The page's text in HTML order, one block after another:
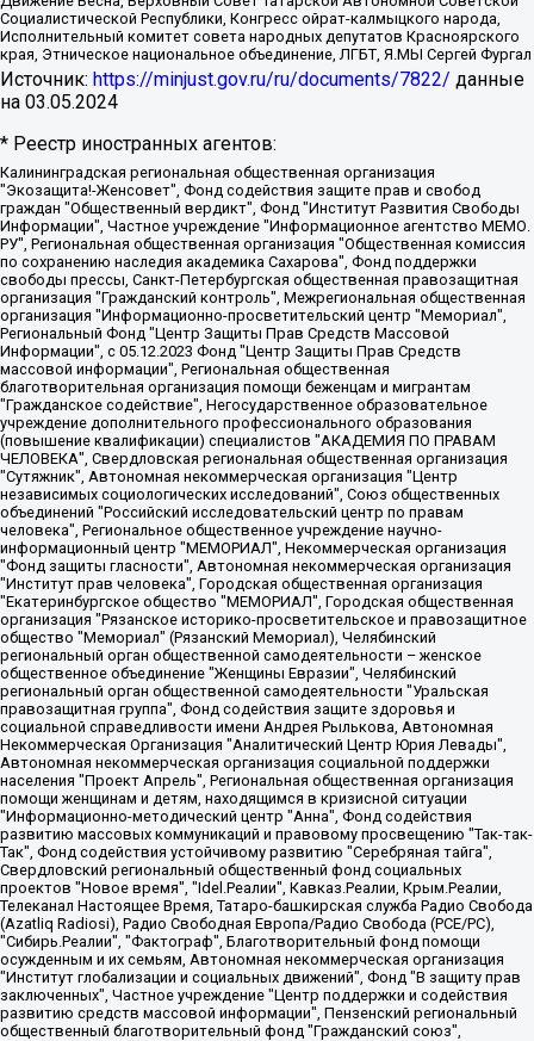
Социалистической Республики, Конгресс ойрат-калмыцкого народа,
Исполнительный комитет совета народных депутатов Красноярского
края, Этническое национальное объединение, ЛГБТ, Я.МЫ Сергей Фургал
Источник: https://minjust.gov.ru/ru/documents/7822/ данные
на 03.05.2024
* Реестр иностранных агентов:
Калининградская региональная общественная организация "Экозащита!-Женсовет", Фонд содействия защите прав и свобод граждан "Общественный вердикт", Фонд "Институт Развития Свободы Информации", Частное учреждение "Информационное агентство МЕМО. РУ", Региональная общественная организация "Общественная комиссия по сохранению наследия академика Сахарова", Фонд поддержки свободы прессы, Санкт-Петербургская общественная правозащитная организация "Гражданский контроль", Межрегиональная общественная организация "Информационно-просветительский центр "Мемориал", Региональный Фонд "Центр Защиты Прав Средств Массовой Информации", с 05.12.2023 Фонд "Центр Защиты Прав Средств массовой информации", Региональная общественная благотворительная организация помощи беженцам и мигрантам "Гражданское содействие", Негосударственное образовательное учреждение дополнительного профессионального образования (повышение квалификации) специалистов "АКАДЕМИЯ ПО ПРАВАМ ЧЕЛОВЕКА", Свердловская региональная общественная организация "Сутяжник", Автономная некоммерческая организация "Центр независимых социологических исследований", Союз общественных объединений "Российский исследовательский центр по правам человека", Региональное общественное учреждение научно-информационный центр "МЕМОРИАЛ", Некоммерческая организация "Фонд защиты гласности", Автономная некоммерческая организация "Институт прав человека", Городская общественная организация "Екатеринбургское общество "МЕМОРИАЛ", Городская общественная организация "Рязанское историко-просветительское и правозащитное общество "Мемориал" (Рязанский Мемориал), Челябинский региональный орган общественной самодеятельности – женское общественное объединение "Женщины Евразии", Челябинский региональный орган общественной самодеятельности "Уральская правозащитная группа", Фонд содействия защите здоровья и социальной справедливости имени Андрея Рылькова, Автономная Некоммерческая Организация "Аналитический Центр Юрия Левады", Автономная некоммерческая организация социальной поддержки населения "Проект Апрель", Региональная общественная организация помощи женщинам и детям, находящимся в кризисной ситуации "Информационно-методический центр "Анна", Фонд содействия развитию массовых коммуникаций и правовому просвещению "Так-так-Так", Фонд содействия устойчивому развитию "Серебряная тайга", Свердловский региональный общественный фонд социальных проектов "Новое время", "Idel.Реалии", Кавказ.Реалии, Крым.Реалии, Телеканал Настоящее Время, Татаро-башкирская служба Радио Свобода (Azatliq Radiosi), Радио Свободная Европа/Радио Свобода (PCE/PC), "Сибирь.Реалии", "Фактограф", Благотворительный фонд помощи осужденным и их семьям, Автономная некоммерческая организация "Институт глобализации и социальных движений", Фонд "В защиту прав заключенных", Частное учреждение "Центр поддержки и содействия развитию средств массовой информации", Пензенский региональный общественный благотворительный фонд "Гражданский союз", "Север.Реалии", Некоммерческая организация Фонд "Правовая инициатива", Общество с ограниченной ответственностью "Радио Свободная Европа/Радио Свобода", Чешское информационное агентство "MEDIUM-ORIENT", Красноярская региональная общественная организация "Мы против СПИДа", Камалягин Денис Николаевич, Маркелов Сергей Евгеньевич, Пономарев Лев Александрович, Савицкая Людмила Алексеевна, Автономная некоммерческая организация "Центр по работе с проблемой насилия "НАСИЛИЮ.НЕТ", Межрегиональный профессиональный союз работников здравоохранения "Альянс врачей", Юридическое лицо, зарегистрированное в Латвийской Республике, SIA "Medusa Project" (регистрационный номер 40103797863, дата регистрации 10.06.2014), Некоммерческая организация "Фонд по борьбе с коррупцией", Автономная некоммерческая организация "Институт права и публичной политики", Баданин Роман Сергеевич, Гликин Максим Александрович, Железнова Мария Михайловна, Лукьянова Юлия Сергеевна, Маетная Елизавета Витальевна, Маняхин Петр Борисович, Чуракова Ольга Владимировна, Ярош Юлия Петровна, Юридическое лицо "The Insider SIA", зарегистрированное в Риге, Латвийская Республика (дата регистрации 26.06.2015), являющееся администратором доменного имени интернет-издания "The Insider SIA", https://theins.ru, Постернак Алексей Евгеньевич, Рубин Михаил Аркадьевич, Анин Роман Александрович, Юридическое лицо Istories fonds, зарегистрированное в Латвийской Республике (регистрационный номер 50008295751, дата регистрации 24.02.2020), Великовский Дмитрий Александрович, Долинина Ирина Николаевна, Мароховская Алеся Алексеевна, Шлейнов Роман Юрьевич, Шмагун Олеся Валентиновна, Общество с ограниченной ответственностью "Альтаир 2021", Общество с ограниченной ответственностью "Вега 2021", Общество с ограниченной ответственностью "Главный редактор 2021", Общество с ограниченной ответственностью "Ромашки монолит", Важенков Артем Валерьевич, Ивановская областная общественная организация "Центр гендерных исследований", Гурман Юрий Альбертович, Медиапроект "ОВД-Инфо", Егоров Владимир Владимирович, Жилинский Владимир Александрович, Общество с ограниченной ответственностью "ЗП", Иванова София Юрьевна, Карезина Инна Павловна, Кильтау Екатерина Викторовна, Петров Алексей Викторович, Пискунов Сергей Евгеньевич, Смирнов Сергей Сергеевич, Тихонов Михаил Сергеевич, Общество с ограниченной ответственностью "ЖУРНАЛИСТ-ИНОСТРАННЫЙ АГЕНТ", Арапова Галина Юрьевна, Вольтская Татьяна Анатольевна, Американская компания "Mason G.E.S. Anonymous Foundation" (США), являющаяся владельцем интернет-издания https://mnews.world/, Компания "Stichting Bellingcat", зарегистрированная в Нидерландах (дата регистрации 11.07.2018), Захаров Андрей Вячеславович, Клепиковская Екатерина Дмитриевна, Общество с ограниченной ответственностью "МЕМО", Перл Роман Александрович, Симонов Евгений Алексеевич, Соловьева Елена Анатольевна, Сотников Даниил Владимирович, Сурначева Елизавета Дмитриевна, Автономная некоммерческая организация по защите прав человека и информированию населения "Якутия – Наше Мнение", Общество с ограниченной ответственностью "Москоу диджитал медиа", с 26.01.2023 Общество с ограниченной ответственностью "Чайка Белые сады", Ветошкина Валерия Валерьевна, Заговора Максим Александрович, Межрегиональное общественное движение "Российская ЛГБТ - сеть", Оленичев Максим Владимирович, Павлов Иван Юрьевич, Скворцова Елена Сергеевна, Общество с ограниченной ответственностью "Как бы инагент", Кочетков Игорь Викторович, Общество с ограниченной ответственностью "Честные выборы", Еланчик Олег Александрович, Общество с ограниченной ответственностью "Нобелевский призыв", Гималова Регина Эмилевна, Григорьев Андрей Валерьевич, Григорьева Алина Александровна, Ассоциация по содействию защите прав призывников, альтернативнослужащих и военнослужащих "Правозащитная группа "Гражданин.Армия.Право", Хисамова Регина Фаритовна, Автономная некоммерческая организация по реализации социально-правовых программ "Лилит", Дальневосточное общественное движение "Маяк", Санкт-Петербургская ЛГБТ-инициативная группа "Выход", Инициативная группа ЛГБТ+ "Реверс", Алексеев Андрей Викторович, Бекбулатова Таисия Львовна, Беляев Иван Михайлович, Владыкина Елена Сергеевна, Гельман Марат Александрович, Никульшина Вероника Юрьевна, Толоконникова Надежда Андреевна, Шендерович Виктор Анатольевич, Общество с ограниченной ответственностью "Данное сообщение", Общество с ограниченной ответственностью Издательский дом "Новая глава", Айнбиндер Александра Александровна, Московский комьюнити-центр для ЛГБТ+инициатив, Благотворительный фонд развития филантропии, Deutsche Welle (Германия, Kurt-Schumacher-Strasse 3, 53113 Bonn), Борзунова Мария Михайловна, Воробьев Виктор Викторович, Голубева Анна Львовна, Константинова Алла Михайловна, Малкова Ирина Владимировна, Мурадов Мурад Абдулгалимович, Осетинская Елизавета Николаевна, Понасенков Евгений Николаевич, Ганапольский Матвей Юрьевич, Киселев Евгений Алексеевич, Борухович Ирина Григорьевна, Дремин Иван Тимофеевич, Дубровский Дмитрий Викторович, Красноярская региональная общественная организация поддержки и развития альтернативных образовательных технологий и межкультурных коммуникаций "ИНТЕРРА", Маяковская Екатерина Алексеевна, Фейгин Марк Захарович, Филимонов Андрей Викторович, Дзугкоева Регина Николаевна, Доброхотов Роман Александрович, Дудь Юрий Александрович, Елкин Сергей Владимирович, Кругликов Кирилл Игоревич, Сабунаева Мария Леонидовна, Семенов Алексей Владимирович, Шаинян Карен Багратович, Шульман Екатерина Михайловна, Асафьев Артур Валерьевич, Вахштайн Виктор Семенович, Венедиктов Алексей Алексеевич, Лушникова Екатерина Евгеньевна, Волков Леонид Михайлович, Невзоров Александр Глебович, Пархоменко Сергей Борисович, Сироткин Ярослав Николаевич, Кара-Мурза Владимир Владимирович, Баранова Наталья Владимировна, Гозман Леонид Яковлевич, Кагарлицкий Борис Юльевич, Климарев Михаил Валерьевич, Милов Владимир Станиславович, Автономная некоммерческая организация Краснодарский центр современного искусства "Типография", Моргенштерн Алишер Тагирович, Соболь Любовь Эдуардовна, Общество с ограниченной ответственностью "ЛИЗА НОРМ", Каспаров Гарри Кимович, Ходорковский Михаил Борисович, Общество с ограниченной ответственностью "Апрельские тезисы", Данилович Ирина Брониславовна, Кашин Олег Владимирович, Петров Николай Владимирович, Пивоваров Алексей Владимирович, Соколов Михаил Владимирович, Цветкова Юлия Владимировна, Чичваркин Евгений Александрович, Комитет против пыток/Команда против пыток, Общество с ограниченной ответственностью "Первый научный", Общество с ограниченной ответственностью "Вертолет и ко", Белоцерковская Вероника Борисовна, Кац Максим Евгеньевич, Лазарева Татьяна Юрьевна, Шаведдинов Руслан Табризович, Яшин Илья Валерьевич, Общество с ограниченной ответственностью "Иноагент ААВ", Алешковский Дмитрий Петрович, Альбац Евгения Марковна, Быков Дмитрий Львович, Галямина Юлия Евгеньевна, Лойко Сергей Леонидович, Мартынов Кирилл Константинович, Медведев Сергей Александрович, Крашенинников Федор Геннадиевич, Гордеева Катерина Вл